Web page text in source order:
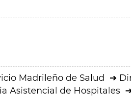
Madrileño de Salud
Asistencial de Hospitales